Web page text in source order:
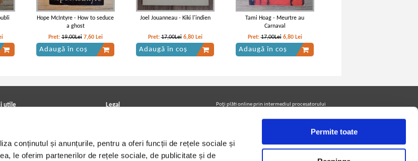
conținutul și anunțurile, pentru a oferi funcții de rețele sociale și
le oferim partenerilor de rețele sociale, de publicitate și de
Permite toate
Hope McIntyre - How to seduce
a ghost
Pret:19,00Lei 7,60 Lei
Adaugă în coș
Joel Jouanneau - Kiki l'indien
Pret:17,00Lei 6,80 Lei
Adaugă în coș
Tami Hoag - Meurtre au
Carnaval
Pret:17,00Lei 6,80 Lei
Adaugă în coș
utile
casete, CD/DVD
livrare
Legal
Termeni si conditii
Utilizare cookie-uri
Poţi plăti online prin intermediul procesatorului
Urmăreşte-ne pe facebook pentru a fi la curent cu